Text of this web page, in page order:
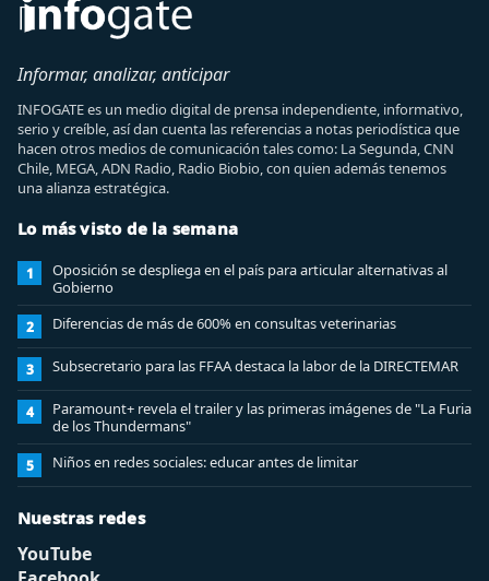
Informar, analizar, anticipar
INFOGATE es un medio digital de prensa independiente, informativo,
serio y creíble, así dan cuenta las referencias a notas periodística que
hacen otros medios de comunicación tales como: La Segunda, CNN
Chile, MEGA, ADN Radio, Radio Biobio, con quien además tenemos
una alianza estratégica.
Lo más visto de la semana
1
Oposición se despliega en el país para articular alternativas al
Gobierno
2 Diferencias de más de 600% en consultas veterinarias
3 Subsecretario para las FFAA destaca la labor de la DIRECTEMAR
4
Paramount+ revela el trailer y las primeras imágenes de "La Furia
de los Thundermans"
5 Niños en redes sociales: educar antes de limitar
Nuestras redes
YouTube